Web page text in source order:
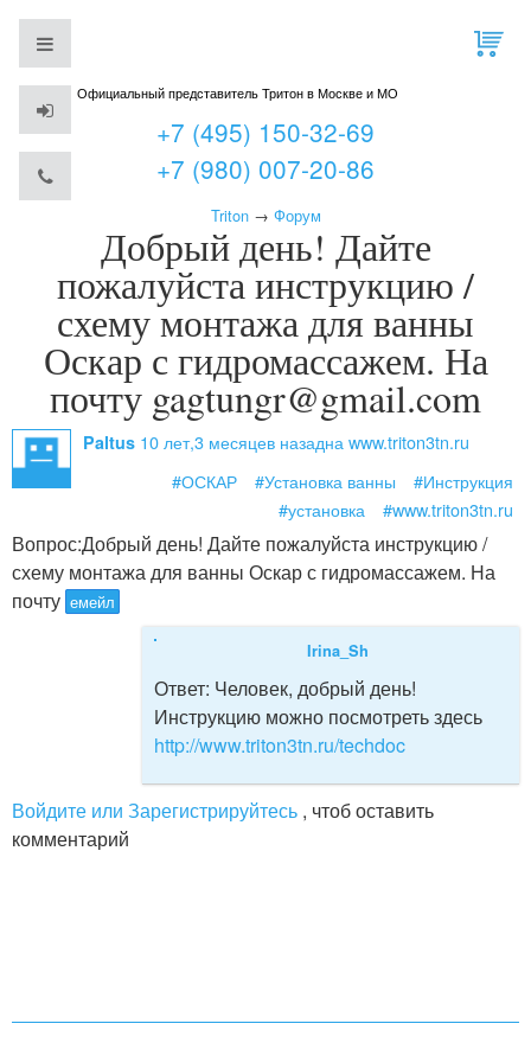
Официальный представитель Тритон в Москве и МО
+7 (495) 150-32-69
+7 (980) 007-20-86
Triton→ Форум
Добрый день! Дайте
пожалуйста инструкцию /
схему монтажа для ванны
Оскар с гидромассажем. На
почту gagtungr@gmail.com
Paltus 10 лет,3 месяцев назадна www.triton3tn.ru
#ОСКАР
#Установка ванны
#Инструкция
#установка
#www.triton3tn.ru
Вопрос:Добрый день! Дайте пожалуйста инструкцию /
схему монтажа для ванны Оскар с гидромассажем. На
почту емейл
Irina_Sh
Ответ: Человек, добрый день!
Инструкцию можно посмотреть здесь
http://www.triton3tn.ru/techdoc
Войдите или Зарегистрируйтесь , чтоб оставить
комментарий